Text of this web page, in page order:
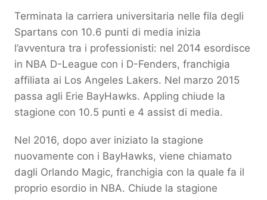
Terminata la carriera universitaria nelle fila degli
Spartans con 10.6 punti di media inizia
l’avventura tra i professionisti: nel 2014 esordisce
in NBA D-League con i D-Fenders, franchigia
affiliata ai Los Angeles Lakers. Nel marzo 2015
passa agli Erie BayHawks. Appling chiude la
stagione con 10.5 punti e 4 assist di media.
Nel 2016, dopo aver iniziato la stagione
nuovamente con i BayHawks, viene chiamato
dagli Orlando Magic, franchigia con la quale fa il
proprio esordio in NBA. Chiude la stagione